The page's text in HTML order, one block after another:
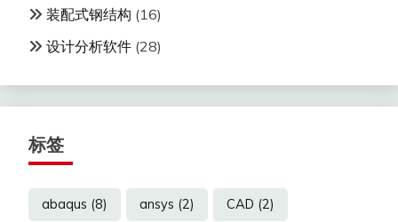
装配式钢结构 (16)
设计分析软件 (28)
标签
abaqus (8) ansys (2) CAD (2)